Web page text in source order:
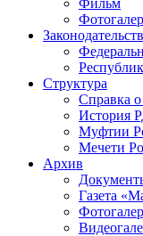
Фильм
Структура
Справка
История
Муфтии
Мечети
Архив
Газета